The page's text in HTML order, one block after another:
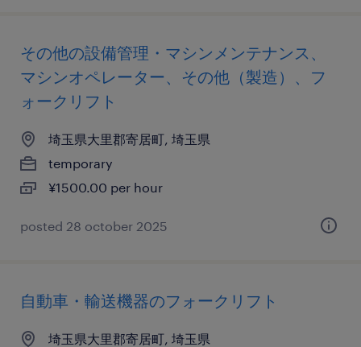
その他の設備管理・マシンメンテナンス、
マシンオペレーター、その他（製造）、フ
ォークリフト
埼玉県大里郡寄居町, 埼玉県
temporary
¥1500.00 per hour
posted 28 october 2025
自動車・輸送機器のフォークリフト
埼玉県大里郡寄居町, 埼玉県